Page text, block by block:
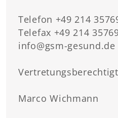
Telefon +49 214
Telefax +49 214
info@gsm-gesund.de
Marco Wichmann